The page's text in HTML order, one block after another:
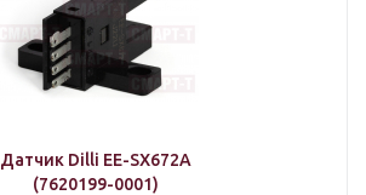
Датчик Dilli EE-SX672A
(7620199-0001)